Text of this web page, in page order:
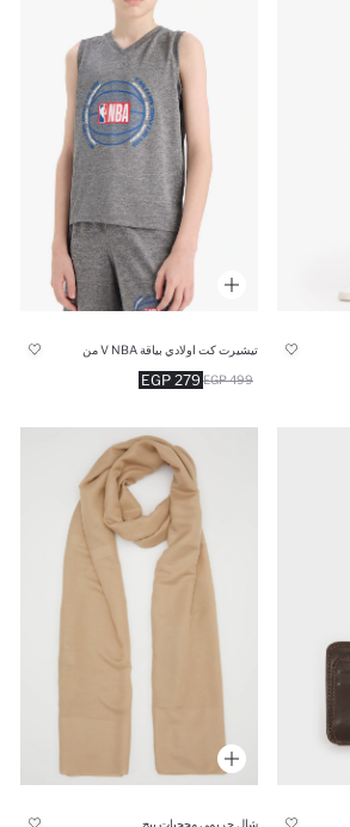
تيشيرت كت اولادي بياقة V NBA من
279 EGP 499 EGP
شال حريمي محجبات بيج